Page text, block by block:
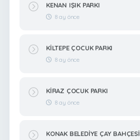
KENAN IŞIK PARKI
8 ay önce
KİLTEPE ÇOCUK PARKI
8 ay önce
KİRAZ ÇOCUK PARKI
8 ay önce
KONAK BELEDİYE ÇAY BAHÇESİ